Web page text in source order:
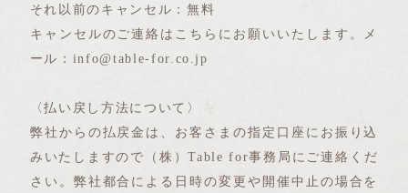
それ以前のキャンセル：無料
キャンセルのご連絡はこちらにお願いいたします。メ
ール：info@table-for.co.jp
〈払い戻し方法について〉
弊社からの払戻金は、お客さまの指定口座にお振り込
みいたしますので（株）Table for事務局にご連絡くだ
さい。弊社都合による日時の変更や開催中止の場合を